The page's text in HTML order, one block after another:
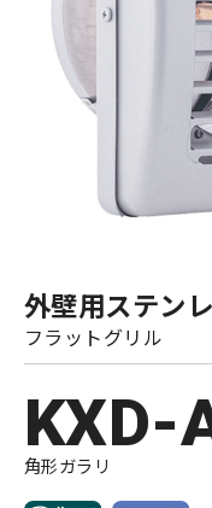
外壁用ステン
フラットグリル
KXD-
角形ガラリ